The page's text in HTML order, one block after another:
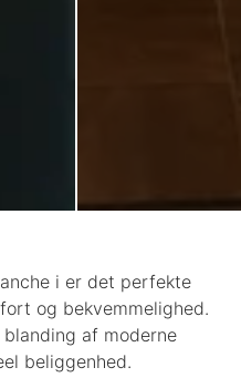
i er det perfekte
og bekvemmelighed.
af moderne
beliggenhed.